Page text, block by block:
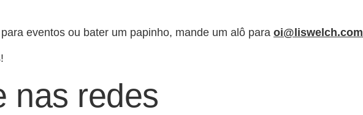
eventos ou bater um papinho, mande um alô para oi@liswelch.com
nas redes